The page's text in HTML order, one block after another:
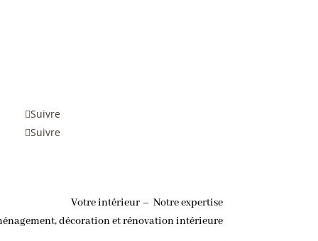
Suivre
Suivre
Votre intérieur – Notre expertise
décoration et rénovation intérieure